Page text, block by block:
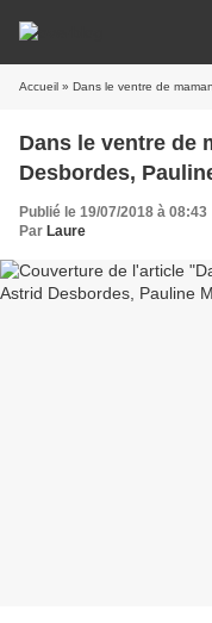
Accueil » Dans le ventre de
Dans le ventre de
Desbordes,
Publié le 19/07/2018 à 08:43
Par Laure